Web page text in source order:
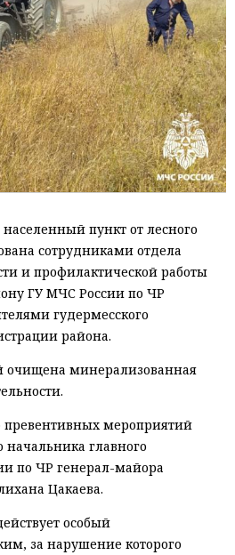
пункт от лесного
сотрудниками отдела
и профилактической работы
ГУ МЧС России по ЧР
гудермесского
района.
очищена минерализованная
превентивных мероприятий
главного
по ЧР генерал-майора
Цакаева.
особый
за нарушение которого